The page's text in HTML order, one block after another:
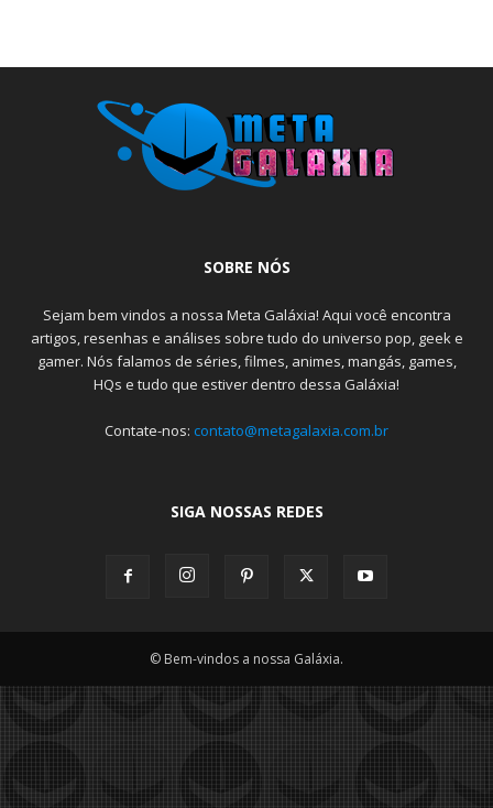
SOBRE NÓS
Sejam bem vindos a nossa Meta Galáxia! Aqui você encontra
artigos, resenhas e análises sobre tudo do universo pop, geek e
gamer. Nós falamos de séries, filmes, animes, mangás, games,
HQs e tudo que estiver dentro dessa Galáxia!
Contate-nos: contato@metagalaxia.com.br
SIGA NOSSAS REDES
© Bem-vindos a nossa Galáxia.